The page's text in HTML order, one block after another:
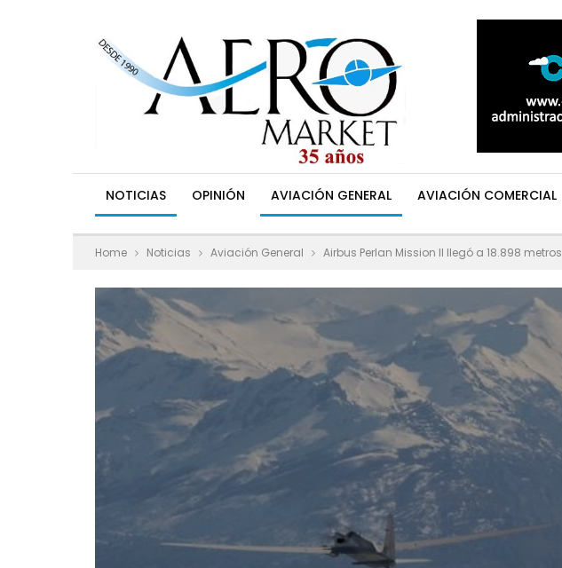
NOTICIAS OPINIÓN AVIACIÓN GENERAL AVIACIÓN COMERCIAL
Home Noticias Aviación General Airbus Perlan Mission II llegó a 18.898 metros